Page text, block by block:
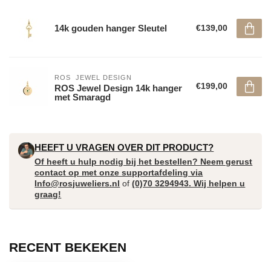
14k gouden hanger Sleutel €139,00
ROS  JEWEL DESIGN
ROS Jewel Design 14k hanger
met Smaragd
€199,00
HEEFT U VRAGEN OVER DIT PRODUCT?
Of heeft u hulp nodig bij het bestellen? Neem gerust
contact op met onze supportafdeling via
Info@rosjuweliers.nl of(0)70 3294943. Wij helpen u
graag!
RECENT BEKEKEN